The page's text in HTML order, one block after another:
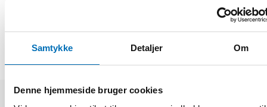
Samtykke Detaljer Om
Denne hjemmeside bruger cookies